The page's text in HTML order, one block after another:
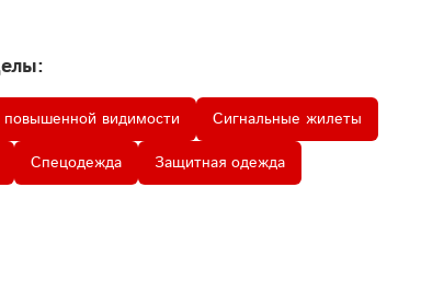
повышенной видимости
Сигнальные жилеты
Спецодежда Защитная одежда